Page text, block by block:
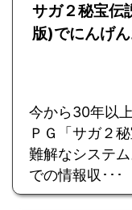
サガ２秘宝伝
版)でにんげ
今から30年以
ＰＧ「サガ２
難解なシステ
での情報収･･･